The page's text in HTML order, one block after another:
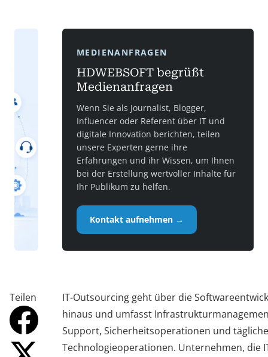
MEDIENANFRAGEN
HDWEBSOFT begrüßt
Medienanfragen
Wenn Sie als Journalist, Blogger,
Influencer oder Referent über IT und
digitale Innovation berichten, teilen
unsere Experten gerne ihre
Erfahrungen und ihr Wissen, um Ihnen
bei der Erstellung wertvoller Inhalte für
Ihr Publikum zu helfen.
Kontakt aufnehmen →
Teilen
IT-Outsourcing geht über die
hinaus und umfasst
Support, Sicherheitsoperationen und tägliche
Technologieoperationen. Unternehmen, die